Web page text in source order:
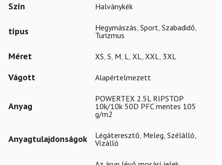
Szín Halványkék
típus Hegymászás, Sport, Szabadidő,
Turizmus
Méret XS, S, M, L, XL, XXL, 3XL
Vágott Alapértelmezett
Anyag
POWERTEX 2.5L RIPSTOP
10k/10k 50D PFC mentes 105
g/m2
Anyagtulajdonságok Légáteresztő, Meleg, Szélálló,
Vízálló